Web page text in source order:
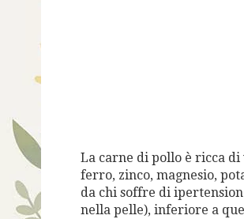
La carne di pollo è ricca
ferro, zinco, magnesio,
da chi soffre di
nella pelle), inferiore a